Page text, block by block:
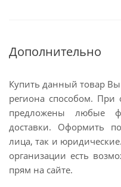
Дополнительно
Купить данный товар
региона способом. При
предложены любые
доставки. Оформить
лица, так и
организации есть
прям на сайте.